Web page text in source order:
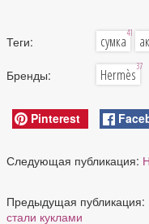
Теги: сумка41
Бренды: Hermès37
Pinterest
Следующая публикация:
Предыдущая публикация:
стали куклами